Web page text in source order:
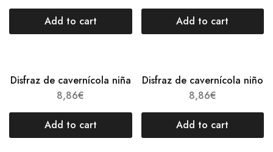
Add to cart Add to cart
Disfraz de cavernícola niña
8,86€
Add to cart
Disfraz de cavernícola niño
8,86€
Add to cart